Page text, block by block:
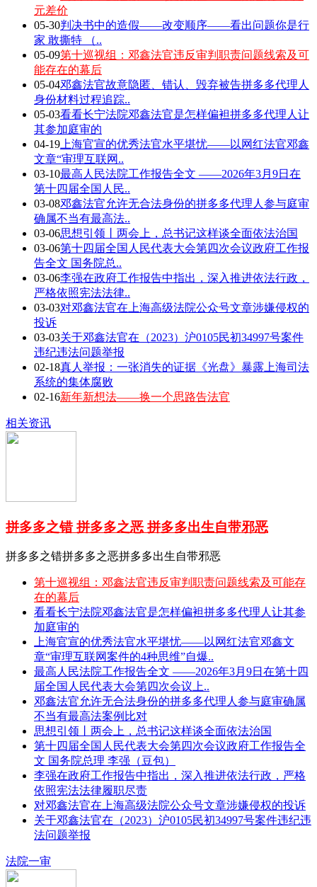
元差价
05-30判决书中的造假——改变顺序——看出问题你是行
家 敢撕特 （..
05-09第十巡视组：邓鑫法官违反审判职责问题线索及可
能存在的幕后
05-04邓鑫法官故意隐匿、错认、毁弃被告拼多多代理人
身份材料过程追踪..
05-03看看长宁法院邓鑫法官是怎样偏袒拼多多代理人让
其参加庭审的
04-19 上海官宣的优秀法官水平堪忧——以网红法官邓鑫
文章“审理互联网..
03-10最高人民法院工作报告全文 ——2026年3月9日在
第十四届全国人民..
03-08邓鑫法官允许无合法身份的拼多多代理人参与庭审
确属不当有最高法..
03-06思想引领丨两会上，总书记这样谈全面依法治国
03-06第十四届全国人民代表大会第四次会议政府工作报
告全文 国务院总..
03-06李强在政府工作报告中指出，深入推进依法行政，
严格依照宪法法律..
03-03对邓鑫法官在上海高级法院公众号文章涉嫌侵权的
投诉
03-03关于邓鑫法官在（2023）沪0105民初34997号案件
违纪违法问题举报
02-18真人举报：一张消失的证据《光盘》暴露上海司法
系统的集体腐败
02-16新年新想法——换一个思路告法官
相关资讯
拼多多之错 拼多多之恶 拼多多出生自带邪恶
拼多多之错拼多多之恶拼多多出生自带邪恶
第十巡视组：邓鑫法官违反审判职责问题线索及可能存
在的幕后
看看长宁法院邓鑫法官是怎样偏袒拼多多代理人让其参
加庭审的
上海官宣的优秀法官水平堪忧——以网红法官邓鑫文
章“审理互联网案件的4种思维”自爆..
最高人民法院工作报告全文 ——2026年3月9日在第十四
届全国人民代表大会第四次会议上..
邓鑫法官允许无合法身份的拼多多代理人参与庭审确属
不当有最高法案例比对
思想引领丨两会上，总书记这样谈全面依法治国
第十四届全国人民代表大会第四次会议政府工作报告全
文 国务院总理 李强（豆包）
李强在政府工作报告中指出，深入推进依法行政，严格
依照宪法法律履职尽责
对邓鑫法官在上海高级法院公众号文章涉嫌侵权的投诉
关于邓鑫法官在（2023）沪0105民初34997号案件违纪违
法问题举报
法院一审